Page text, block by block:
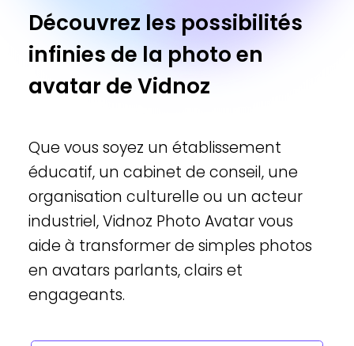
Découvrez les possibilités
infinies de la photo en
avatar de Vidnoz
Que vous soyez un établissement
éducatif, un cabinet de conseil, une
organisation culturelle ou un acteur
industriel, Vidnoz Photo Avatar vous
aide à transformer de simples photos
en avatars parlants, clairs et
engageants.